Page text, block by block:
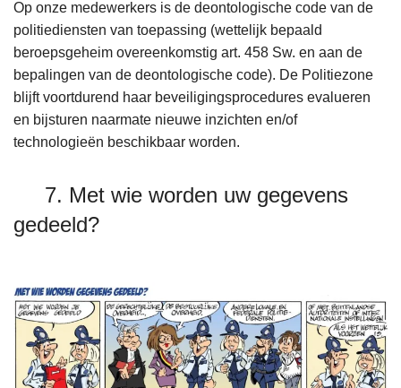
Op onze medewerkers is de deontologische code van de
politiediensten van toepassing (wettelijk bepaald
beroepsgeheim overeenkomstig art. 458 Sw. en aan de
bepalingen van de deontologische code). De Politiezone
blijft voortdurend haar beveiligingsprocedures evalueren
en bijsturen naarmate nieuwe inzichten en/of
technologieën beschikbaar worden.
7. Met wie worden uw gegevens
gedeeld?